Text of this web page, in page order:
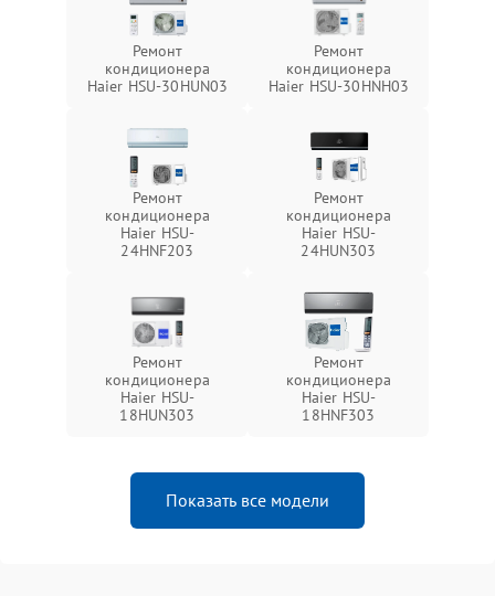
Ремонт
кондиционера
Haier HSU-30HUN03
Ремонт
кондиционера
Haier HSU-30HNH03
Ремонт
кондиционера
Haier HSU-
24HNF203
Ремонт
кондиционера
Haier HSU-
24HUN303
Ремонт
кондиционера
Haier HSU-
18HUN303
Ремонт
кондиционера
Haier HSU-
18HNF303
Показать все модели